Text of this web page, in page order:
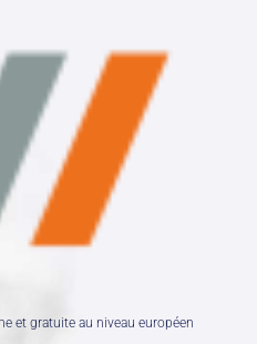
et gratuite au niveau européen